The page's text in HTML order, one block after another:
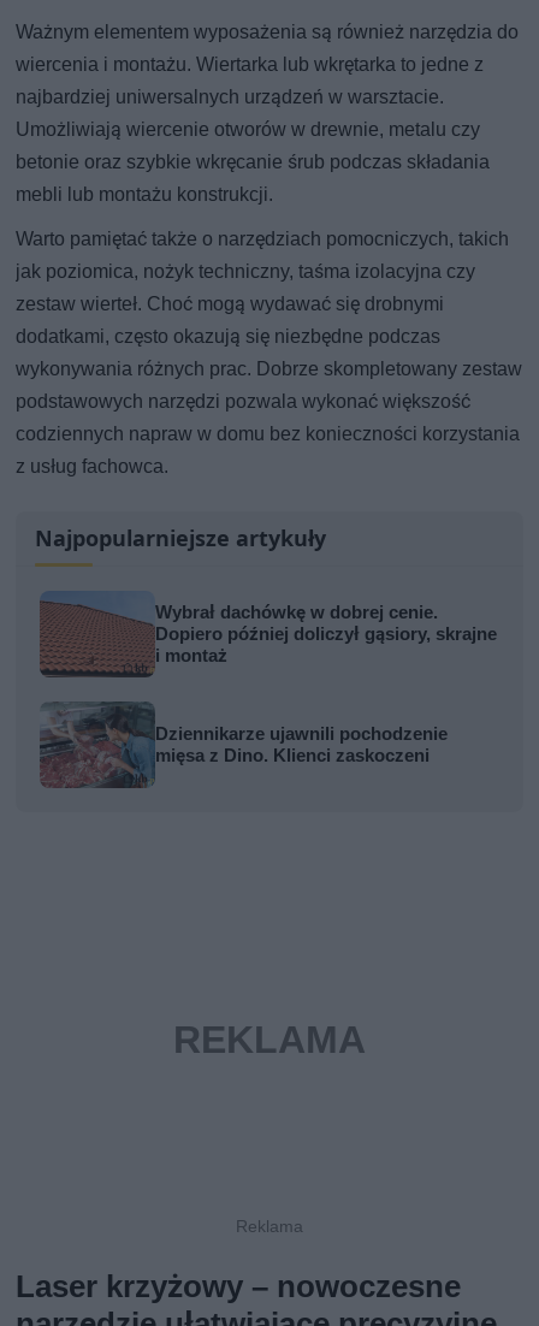
Ważnym elementem wyposażenia są również narzędzia do
wiercenia i montażu. Wiertarka lub wkrętarka to jedne z
najbardziej uniwersalnych urządzeń w warsztacie.
Umożliwiają wiercenie otworów w drewnie, metalu czy
betonie oraz szybkie wkręcanie śrub podczas składania
mebli lub montażu konstrukcji.
Warto pamiętać także o narzędziach pomocniczych, takich
jak poziomica, nożyk techniczny, taśma izolacyjna czy
zestaw wierteł. Choć mogą wydawać się drobnymi
dodatkami, często okazują się niezbędne podczas
wykonywania różnych prac. Dobrze skompletowany zestaw
podstawowych narzędzi pozwala wykonać większość
codziennych napraw w domu bez konieczności korzystania
z usług fachowca.
Najpopularniejsze artykuły
Wybrał dachówkę w dobrej cenie.
Dopiero później doliczył gąsiory, skrajne
i montaż
Dziennikarze ujawnili pochodzenie
mięsa z Dino. Klienci zaskoczeni
Laser krzyżowy – nowoczesne